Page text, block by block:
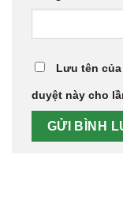
Lưu tên
duyệt này cho